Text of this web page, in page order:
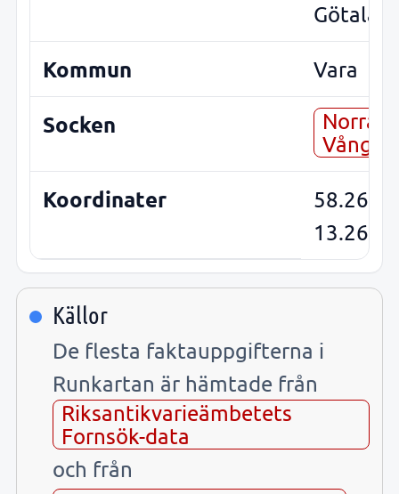
Kommun Vara
Socken
Norra
Vånga
Koordinater
Källor
De flesta faktauppgifterna i
Runkartan är hämtade från
Riksantikvarieämbetets
Fornsök-data
och från